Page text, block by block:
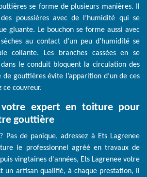
se forme de plusieurs manières. Il
poussières avec de l’humidité qui se
gluante. Le bouchon se forme aussi avec
au contact d’un peu d’humidité se
collante. Les branches cassées en se
le conduit bloquent la circulation des
gouttières évite l’apparition d’un de ces
ce couvreur.
votre expert en toiture pour
gouttière
Pas de panique, adressez à Ets Lagrenee
le professionnel agréé en travaux de
vingtaines d'années, Ets Lagrenee votre
un artisan qualifié, à chaque prestation, il